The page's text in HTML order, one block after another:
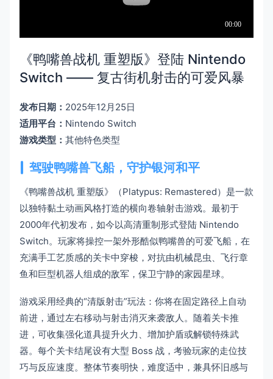
《鸭嘴兽战机 重塑版》登陆 Nintendo
Switch —— 复古街机射击的可爱风暴
发布日期： 2025年12月25日
适用平台： Nintendo Switch
游戏类型： 其他特色类型
驾驶鸭嘴兽飞船，守护银河和平
《鸭嘴兽战机 重塑版》（Platypus: Remastered）是一款
以独特黏土动画风格打造的横向卷轴射击游戏。最初于
2000年代初发布，如今以高清重制形式登陆 Nintendo
Switch。玩家将操控一架外形酷似鸭嘴兽的可爱飞船，在
充满手工艺质感的关卡中穿梭，对抗由机械昆虫、飞行章
鱼和巨型机器人组成的敌军，保卫宁静的家园星球。
游戏采用经典的“清版射击”玩法：你将在固定路径上自动
前进，通过左右移动与射击消灭来袭敌人。随着关卡推
进，可收集强化道具提升火力、增加护盾或解锁特殊武
器。每个关卡结尾设有大型 Boss 战，考验玩家的走位技
巧与反应速度。整体节奏明快，难度适中，兼具怀旧感与